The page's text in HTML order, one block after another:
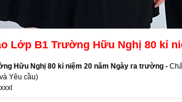
Lớp B1 Trường Hữu Nghị 80 kỉ
Hữu Nghị 80 kỉ niệm 20 năm Ngày ra trường -
Yêu cầu)